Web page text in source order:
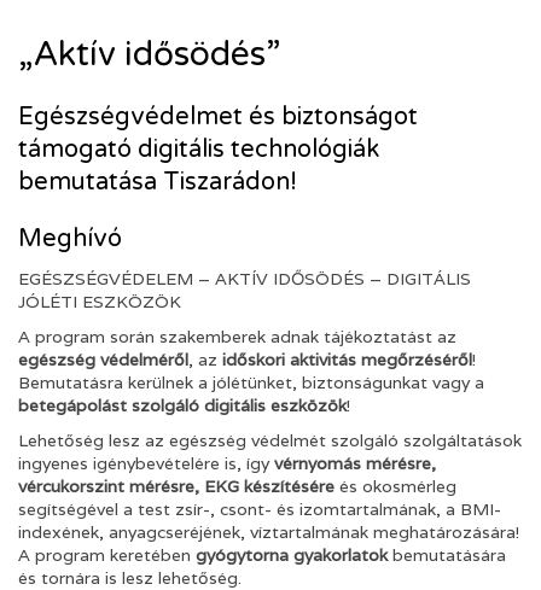
„Aktív idősödés”
Egészségvédelmet és biztonságot
támogató digitális technológiák
bemutatása Tiszarádon!
Meghívó
EGÉSZSÉGVÉDELEM – AKTÍV IDŐSÖDÉS – DIGITÁLIS
JÓLÉTI ESZKÖZÖK
A program során szakemberek adnak tájékoztatást az
egészség védelméről, az időskori aktivitás megőrzéséről!
Bemutatásra kerülnek a jólétünket, biztonságunkat vagy a
betegápolást szolgáló digitális eszközök!
Lehetőség lesz az egészség védelmét szolgáló szolgáltatások
ingyenes igénybevételére is, ígyvérnyomás mérésre,
vércukorszint mérésre, EKG készítésére és okosmérleg
segítségével a test zsír-, csont- és izomtartalmának, a BMI-
indexének, anyagcseréjének, víztartalmának meghatározására!
A program keretében gyógytorna gyakorlatokbemutatására
és tornára is lesz lehetőség.